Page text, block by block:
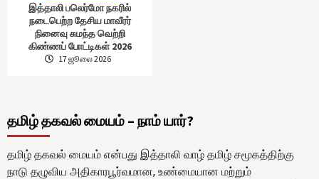
இத்தாலி பலெர்மோ நகரில்
நடைபெற்ற தேசிய மாவீரர்
நினைவு சுமந்த வெற்றி
கிண்ணப் போட்டிகள் 2026
17 ஜூலை 2026
தமிழ் தகவல் மையம் – நாம் யார்?
தமிழ் தகவல் மையம் என்பது இத்தாலி வாழ் தமிழ் சமூகத்திற்கு
நாடு தழுவிய அதிகாரபூர்வமான, உண்மையான மற்றும்